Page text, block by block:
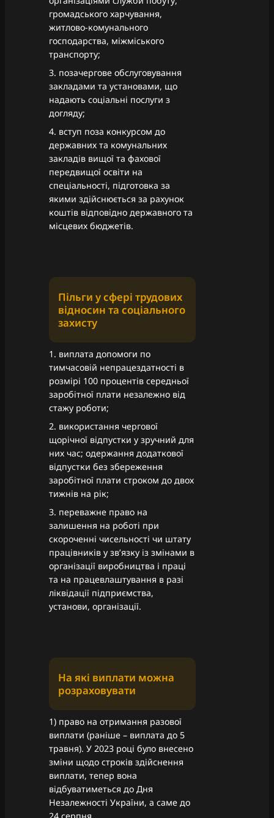
громадського харчування,
житлово-комунального
господарства, міжміського
транспорту;
3. позачергове обслуговування
закладами та установами, що
надають соціальні послуги з
догляду;
4. вступ поза конкурсом до
державних та комунальних
закладів вищої та фахової
передвищої освіти на
спеціальності, підготовка за
якими здійснюється за рахунок
коштів відповідно державного та
місцевих бюджетів.
Пільги у сфері трудових
відносин та соціального
захисту
1. виплата допомоги по
тимчасовій непрацездатності в
розмірі 100 процентів середньої
заробітної плати незалежно від
стажу роботи;
2. використання чергової
щорічної відпустки у зручний для
них час; одержання додаткової
відпустки без збереження
заробітної плати строком до двох
тижнів на рік;
3. переважне право на
залишення на роботі при
скороченні чисельності чи штату
працівників у зв’язку із змінами в
організації виробництва і праці
та на працевлаштування в разі
ліквідації підприємства,
установи, організації.
На які виплати можна
розраховувати
1) право на отримання разової
виплати (раніше – виплата до 5
травня). У 2023 році було внесено
зміни щодо строків здійснення
виплати, тепер вона
відбуватиметься до Дня
Незалежності України, а саме до
24 серпня.